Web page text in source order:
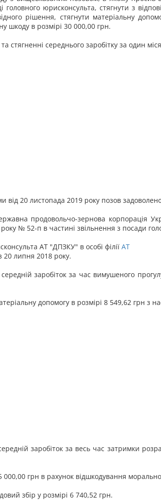
юрисконсульта, стягнути з
рішення, стягнути матеріальну
шкоду в розмірі 30 000,00 грн.
стягненні середнього заробітку за один
від 20 листопада 2019 року позов
продовольчо-зернова корпорація
№ 52-п в частині звільнення з посади
АТ "ДПЗКУ" в особі філії АТ
20 липня 2018 року.
заробіток за час вимушеного
допомогу в розмірі 8 549,62 грн з
заробіток за весь час затримки
грн в рахунок відшкодування
збір у розмірі 6 740,52 грн.